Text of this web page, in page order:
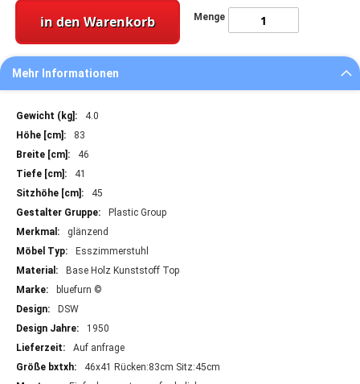
Menge
in den Warenkorb
Mehr Informationen
Mehr
Informationen
4.0
83
46
41
45
Plastic Group
glänzend
Esszimmerstuhl
Base Holz Kunststoff Top
bluefurn ©
DSW
1950
Auf anfrage
46x41 Rücken:83cm Sitz:45cm